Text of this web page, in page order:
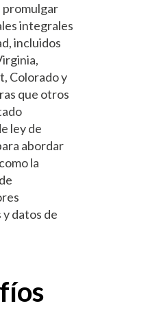
promulgar
integrales
incluidos
Colorado y
que otros
ley de
abordar
la
datos de